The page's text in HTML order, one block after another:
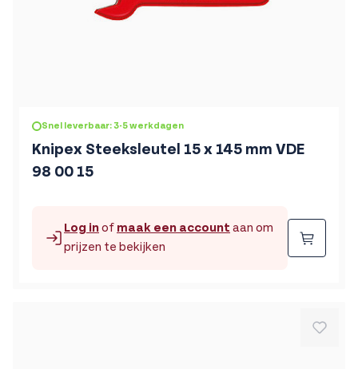
Snel leverbaar: 3-5 werkdagen
Knipex Steeksleutel 15 x 145 mm VDE
98 00 15
Log inof maak een account aan om
prijzen te bekijken